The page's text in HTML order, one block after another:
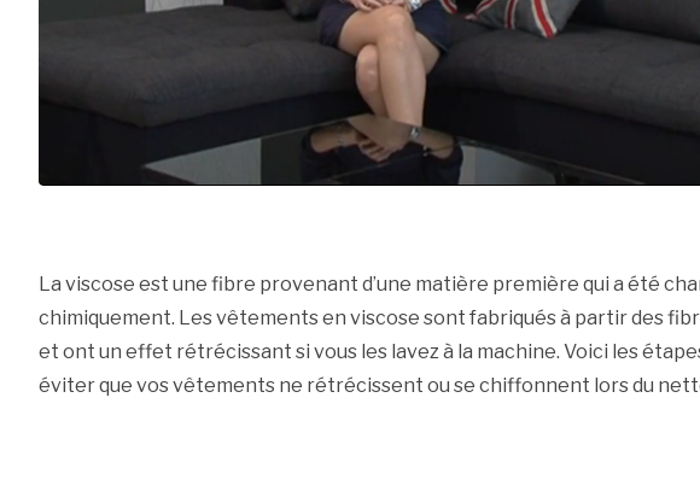
La viscose est une fibre provenant d’une matière première qui a été
chimiquement. Les vêtements en viscose sont fabriqués à partir des
et ont un effet rétrécissant si vous les lavez à la machine. Voici les
éviter que vos vêtements ne rétrécissent ou se chiffonnent lors du